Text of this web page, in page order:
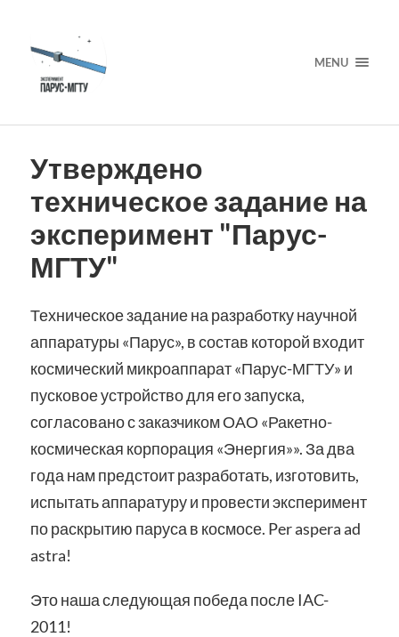
MENU
Утверждено
техническое задание на
эксперимент "Парус-
МГТУ"
Техническое задание на разработку научной
аппаратуры «Парус», в состав которой входит
космический микроаппарат «Парус-МГТУ» и
пусковое устройство для его запуска,
согласовано с заказчиком ОАО «Ракетно-
космическая корпорация «Энергия»». За два
года нам предстоит разработать, изготовить,
испытать аппаратуру и провести эксперимент
по раскрытию паруса в космосе. Per aspera ad
astra!
Это наша следующая победа после IAC-
2011!